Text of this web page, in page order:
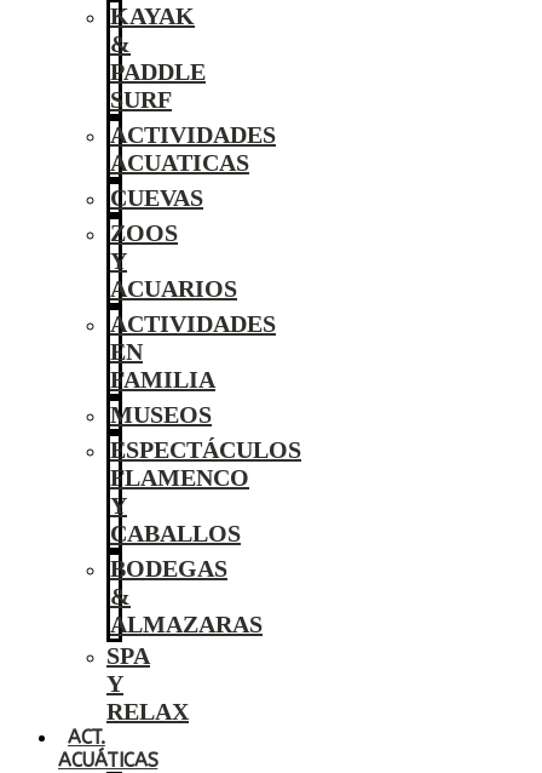
KAYAK
&
PADDLE
SURF
ACTIVIDADES
ACUATICAS
CUEVAS
ZOOS
Y
ACUARIOS
ACTIVIDADES
EN
FAMILIA
MUSEOS
ESPECTÁCULOS
FLAMENCO
Y
CABALLOS
BODEGAS
&
ALMAZARAS
SPA
Y
RELAX
ACT.
ACUÁTICAS